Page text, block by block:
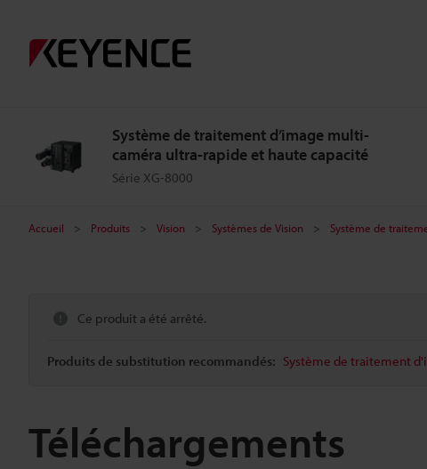
Système de traitement d’image multi-
caméra ultra-rapide et haute capacité
Série XG-8000
Accueil Produits Vision Systèmes de Vision Système de
Ce produit a été arrêté.
Produits de substitution recommandés: Système de traitement
Téléchargements